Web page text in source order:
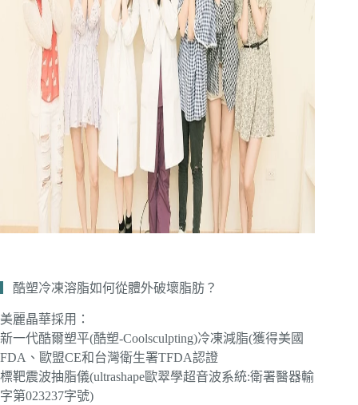
酷塑冷凍溶脂如何從體外破壞脂肪？
美麗晶華採用：
新一代酷爾塑平(酷塑-Coolsculpting)冷凍減脂(獲得美國
FDA、歐盟CE和台灣衛生署TFDA認證
標靶震波抽脂儀(ultrashape歐翠學超音波系統:衛署醫器輸
字第023237字號)